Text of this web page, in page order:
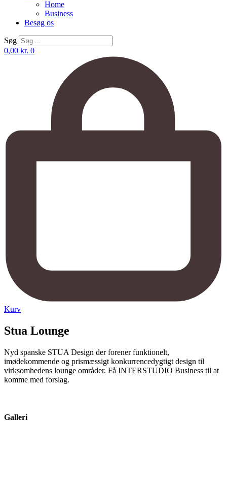
Home
Business
Besøg os
Søg
0,00 kr. 0
Kurv
Stua Lounge
Nyd spanske STUA Design der forener funktionelt,
imødekommende og prismæssigt konkurrencedygtigt design til
virksomhedens lounge områder. Få INTERSTUDIO Business til at
komme med forslag.
Galleri